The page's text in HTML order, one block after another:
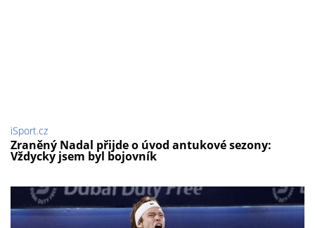
iSport.cz
Zraněný Nadal přijde o úvod antukové sezony:
Vždycky jsem byl bojovník